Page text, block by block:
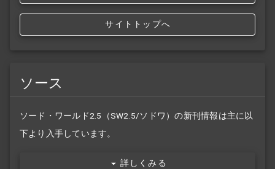
サイトトップへ
ソース
ソード・ワールド2.5（SW2.5/ソドワ）の新刊情報は主に以
下より入手しています。
詳しくみる